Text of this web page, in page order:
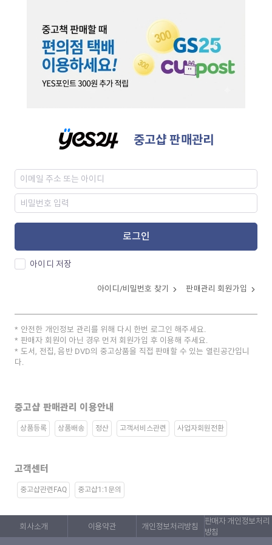
중고샵 판매관리
로그인
아이디 저장
아이디/비밀번호 찾기 판매관리 회원가입
안전한 개인정보 관리를 위해 다시 한번 로그인 해주세요.
판매자 회원이 아닌 경우 먼저 회원가입 후 이용해 주세요.
도서, 전집, 음반 DVD의 중고상품을 직접 판매할 수 있는 열린공간입니
다.
중고샵 판매관리 이용안내
상품등록 상품배송 정산 고객서비스관련 사업자회원전환
고객센터
중고샵관련FAQ 중고샵1:1문의
회사소개 이용약관 개인정보처리방침
판매자 개인정보처리
방침